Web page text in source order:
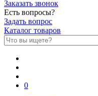
Заказать звонок
Есть вопросы?
Задать вопрос
Каталог товаров
0